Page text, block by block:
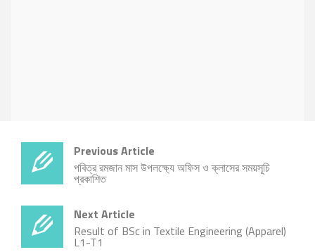
Previous Article
পবিত্র রমজান মাস উপলক্ষ্যে অফিস ও ক্লাসের সময়সূচি
প্রকাশিত
Next Article
Result of BSc in Textile Engineering (Apparel)
L1-T1